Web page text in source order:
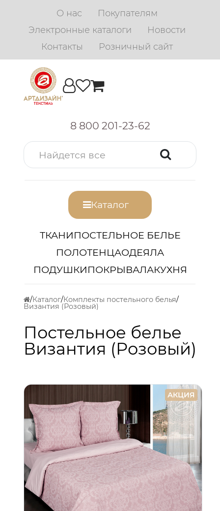
О нас
Покупателям
Электронные каталоги
Новости
Контакты
Розничный сайт
8 800 201-23-62
Каталог
ТКАНИПОСТЕЛЬНОЕ БЕЛЬЕ
ПОЛОТЕНЦАОДЕЯЛА
ПОДУШКИПОКРЫВАЛАКУХНЯ
Каталог Комплекты постельного белья
Византия (Розовый)
Постельное белье
Византия (Розовый)
АКЦИЯ